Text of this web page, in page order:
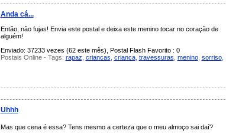
Anda cá...
Então, não fujas! Envia este postal e deixa este menino tocar no coração de
alguém!
Enviado: 37233 vezes (62 este mês), Postal Flash Favorito : 0
Postais Online - Tags: rapaz criancas crianca, travessuras menino, sorriso,
Uhhh
Mas que cena é essa? Tens mesmo a certeza que o meu almoço sai daí?